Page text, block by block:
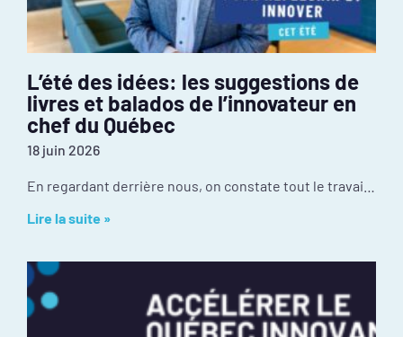
L’été des idées: les suggestions de
livres et balados de l’innovateur en
chef du Québec
18 juin 2026
Lire la suite »